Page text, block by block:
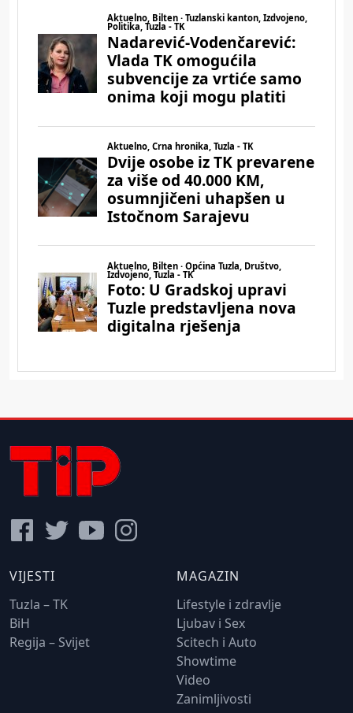
VIJESTI
Tuzla – TK
BiH
Regija – Svijet
MAGAZIN
Lifestyle i zdravlje
Ljubav i Sex
Scitech i Auto
Showtime
Video
Zanimljivosti